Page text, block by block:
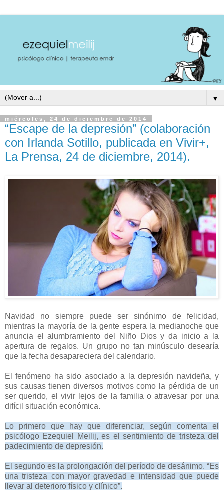
▼
miércoles, 24 de diciembre de 2014
“Escape de la depresión” (colaboración
con Irlanda Sotillo, publicada en Vivir+,
La Prensa, 24 de diciembre, 2014).
Navidad no siempre puede ser sinónimo de felicidad,
mientras la mayoría de la gente espera la medianoche que
anuncia el alumbramiento del Niño Dios y da inicio a la
apertura de regalos. Un grupo no tan minúsculo desearía
que la fecha desapareciera del calendario.
El fenómeno ha sido asociado a la depresión navideña, y
sus causas tienen diversos motivos como la pérdida de un
ser querido, el vivir lejos de la familia o atravesar por una
difícil situación económica.
Lo primero que hay que diferenciar, según comenta el
psicólogo Ezequiel Meilij, es el sentimiento de tristeza del
padecimiento de depresión.
El segundo es la prolongación del período de desánimo. “Es
una tristeza con mayor gravedad e intensidad que puede
llevar al deterioro físico y clínico”.